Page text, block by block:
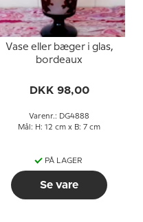
Vase eller bæger i glas,
bordeaux
DKK 98,00
Varenr.: DG4888
Mål: H: 12 cm x B: 7 cm
PÅ LAGER
Se vare